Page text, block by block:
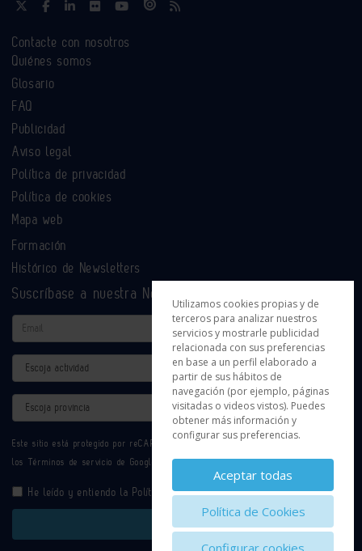
Contacte con nosotros
Quiénes somos
Glosario
FAQ
Publicidad
Aviso legal
Política de privacidad
Política de cookies
Mapa web
Formación
Histórico de Newsletters
Suscríbase a nuestra Newsletter
Email
Actividad
Provincia
Este sitio está protegido por reCAPTCHA y se aplican la
los Términos de servicio de Google.
He leído y entiendo la Política de Privacidad
Enviar
Utilizamos cookies propias y de
terceros para analizar nuestros
servicios y mostrarle publicidad
relacionada con sus preferencias
en base a un perfil elaborado a
partir de sus hábitos de
navegación (por ejemplo, páginas
visitadas o videos vistos). Puedes
obtener más información y
configurar sus preferencias.
Aceptar todas
Política de Cookies
Configurar cookies